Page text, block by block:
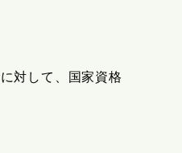
対して、国家資格